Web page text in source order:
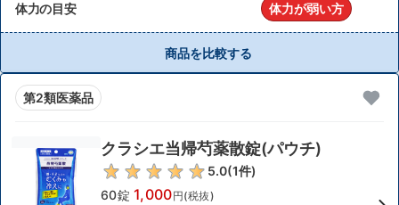
体力の目安 体力が弱い方
商品を比較する
第2類医薬品
クラシエ当帰芍薬散錠(パウチ)
5.0(1件)
60錠 1,000円(税抜)